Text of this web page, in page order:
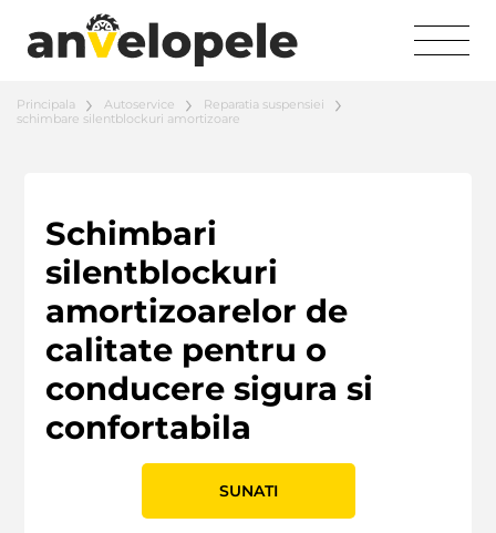
Principala Autoservice
Reparatia suspensiei
schimbare silentblockuri amortizoare
Schimbari
silentblockuri
amortizoarelor de
calitate pentru o
conducere sigura si
confortabila
SUNATI